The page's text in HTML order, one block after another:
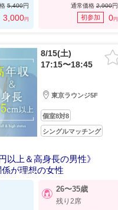
5,400円
3,000円
通常価格 2,900円
初参加 0円
8/15(土)
17:15〜18:45
東京ラウンジ5F
個室8対8
シングルマッチング
以上＆高身長の男性》
が理想の女性
26〜35歳
残り2席